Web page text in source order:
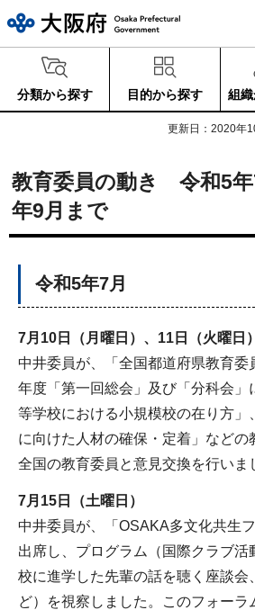
分類から探す 目的から探す 組
更新日：2020年
教育委員の動き 令和5
年9月まで
令和5年7月
7月10日（月曜日）、11日（火曜日）
中井委員が、「全国都道府県教育委
年度「第一回総会」及び「分科会」
等学校における小規模校の在り方」
に向けた人材の確保・定着」などの
全国の教育委員と意見交換を行いま
7月15日（土曜日）
中井委員が、「OSAKA多文化共生
出席し、プログラム（国際クラブ活
校に進学した先輩の話を聴く座談会
ど）を視察しました。このフォーラ